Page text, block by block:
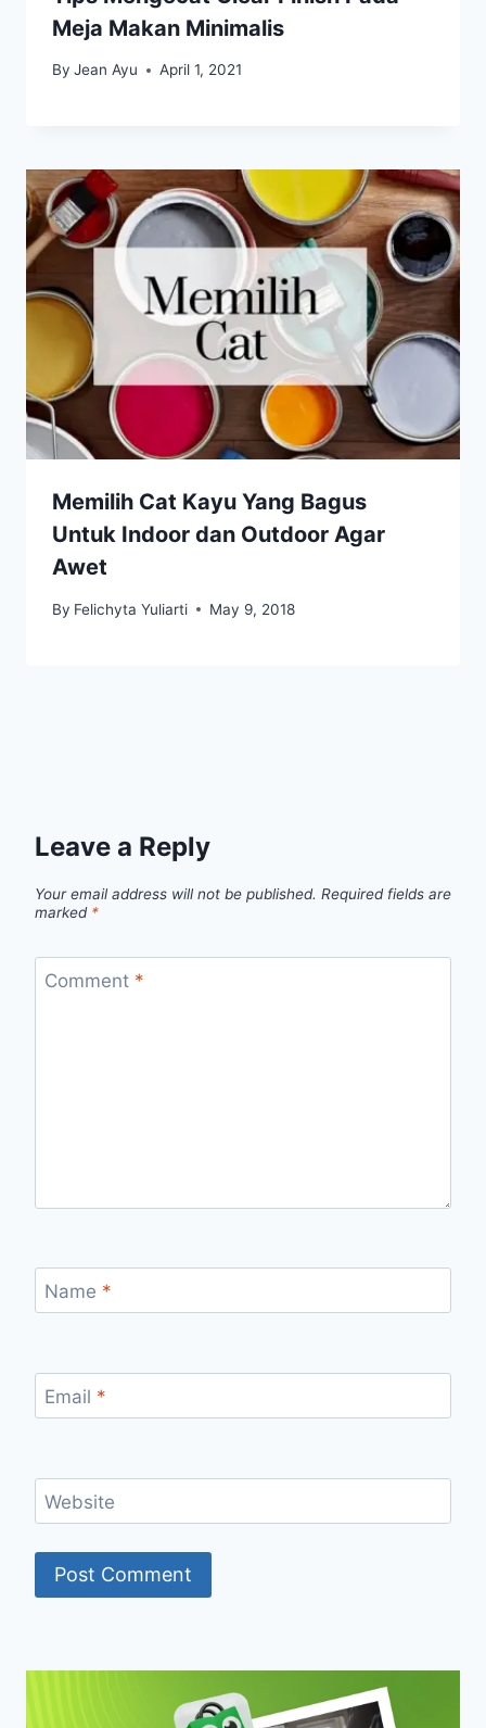
Meja Makan Minimalis
By Jean Ayu April 1, 2021
Memilih Cat Kayu Yang Bagus
Untuk Indoor dan Outdoor Agar
Awet
By Felichyta Yuliarti May 9, 2018
Leave a Reply
Your email address will not be published. Required fields are
marked *
Comment *
Name *
Email *
Website